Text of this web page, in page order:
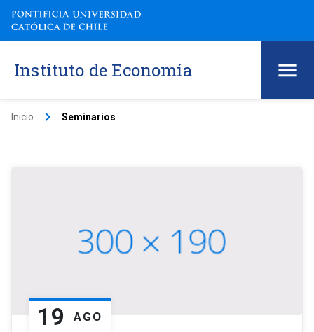
Instituto de Economía
Inicio keyboard_arrow_right Seminarios
19 AGO